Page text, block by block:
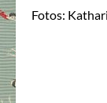
Fotos: